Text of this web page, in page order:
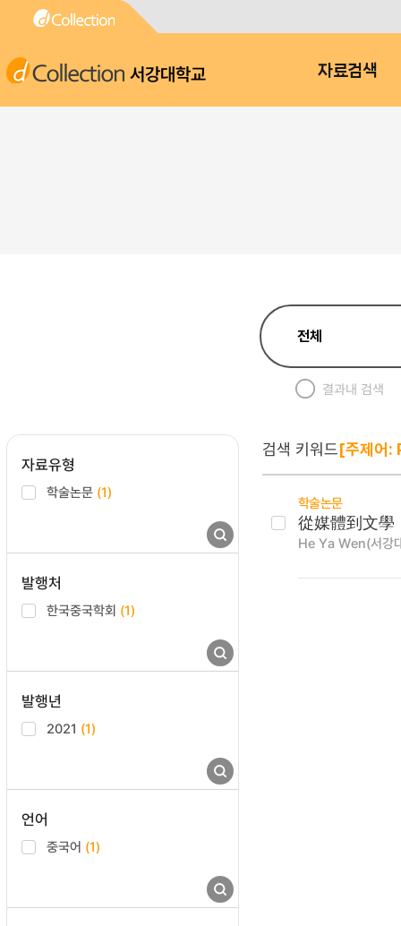
서강대학교 자료검색
결과내 검색
자료유형
학술논문 (1)
발행처
한국중국학회 (1)
발행년
2021 (1)
언어
중국어 (1)
검색 키워드[주제
학술논문
從媒體到文學
He Ya Wen(서강